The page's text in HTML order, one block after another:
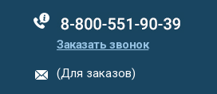
88005555550
Заказать звонок
(Для заказов)